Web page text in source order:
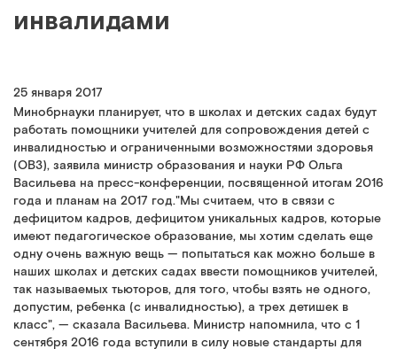
инвалидами
25 января 2017
Минобрнауки планирует, что в школах и детских садах будут
работать помощники учителей для сопровождения детей с
инвалидностью и ограниченными возможностями здоровья
(ОВЗ), заявила министр образования и науки РФ Ольга
Васильева на пресс-конференции, посвященной итогам 2016
года и планам на 2017 год."Мы считаем, что в связи с
дефицитом кадров, дефицитом уникальных кадров, которые
имеют педагогическое образование, мы хотим сделать еще
одну очень важную вещь — попытаться как можно больше в
наших школах и детских садах ввести помощников учителей,
так называемых тьюторов, для того, чтобы взять не одного,
допустим, ребенка (с инвалидностью), а трех детишек в
класс", — сказала Васильева. Министр напомнила, что с 1
сентября 2016 года вступили в силу новые стандарты для